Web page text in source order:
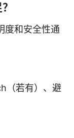
度和安全性通
（若有）、避